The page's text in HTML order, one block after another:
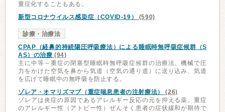
重症化することもある。
新型コロナウイルス感染症（COVID-19）
(590)
診療・治療法
CPAP（経鼻的持続陽圧呼吸療法）による睡眠時無呼吸症候群（S
AS）の治療 (94)
主に中等～重症の閉塞型睡眠時無呼吸症候群の治療法。機械で圧
力をかけた空気を鼻から気道（空気の通り道）に送り込み、気道
を広げて睡眠中の無呼吸を防止する。
ゾレア・オマリズマブ（重症喘息患者の注射療法）
(26)
ゾレアは炎症の原因であるアレルギー反応の元を抑える薬。重症
のアレルギー性（アトピー性）ぜんそく患者の症状緩和が期待で